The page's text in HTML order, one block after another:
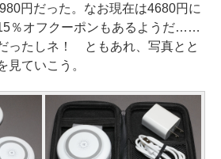
円だった。なお現在は4680円に
％オフクーポンもあるようだ……
ったしネ！ ともあれ、写真とと
見ていこう。